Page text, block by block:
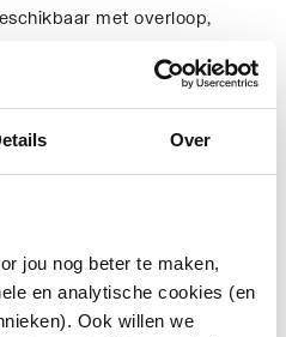
Over
jou nog beter te maken,
en analytische cookies (en
Ook willen we
met overloop,
kunststof onderstuk. Op deze